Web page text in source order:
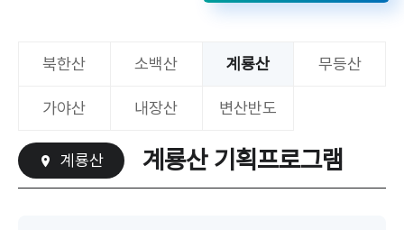
북한산 소백산 계룡산 무등산
가야산 내장산 변산반도
계룡산 계룡산 기획프로그램